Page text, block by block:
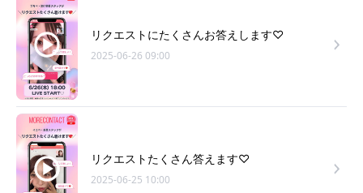
リクエストにたくさんお答えします♡
2025-06-26 09:00
リクエストたくさん答えます♡
2025-06-25 10:00